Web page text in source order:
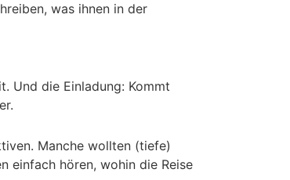
was ihnen in der
Und die Einladung: Kommt
Manche wollten (tiefe)
einfach hören, wohin die Reise